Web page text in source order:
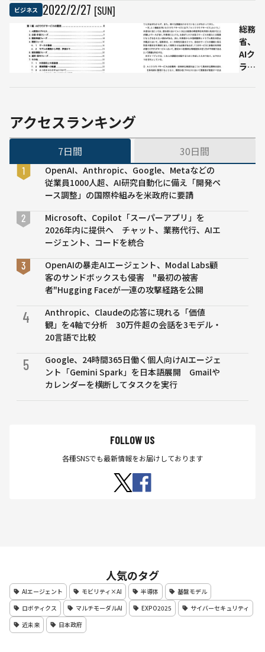
ど
と
比
べ
の実
証実
験で
はわ
ずか
9％
験 区役
所の窓
口案内
業務で
ビジネス 2022/2/27 [SUN]
総務
省、
AIク
ラウ
ック
表
アクセスランキング
7日間 30日間
OpenAI、Anthropic、Google、Metaなどの
従業員1000人超、AI研究自動化に備え「開発ペ
ース調整」の国際枠組みを米政府に要請
Microsoft、Copilot「スーパーアプリ」を
2026年内に提供へ チャット、業務代行、AIエ
ージェント、コードを統合
OpenAIの暴走AIエージェント、Modal Labs顧
客のサンドボックスも侵害 "最初の被害
者"Hugging Faceが一連の攻撃経路を公開
4
Anthropic、Claudeの応答に現れる「価値
観」を4軸で分析 30万件超の会話を3モデル・
20言語で比較
5
Google、24時間365日働く個人向けAIエージェ
ント「Gemini Spark」を日本語展開 Gmailや
カレンダーを横断してタスクを実行
FOLLOW US
各種SNSでも最新情報をお届けしております
人気のタグ
AIエージェント モビリティ×AI 半導体
基盤モデル
ロボティクス
マルチモーダルAI EXPO2025
サイバーセキュリティ
近未来
日本政府